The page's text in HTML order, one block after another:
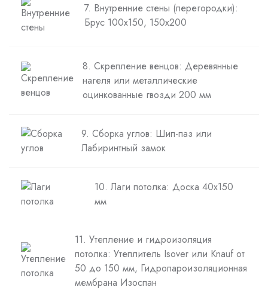
7. Внутренние стены (перегородки):
Брус 100х150, 150х200
8. Скрепление венцов: Деревянные
нагеля или металлические
оцинкованные гвозди 200 мм
9. Сборка углов: Шип-паз или
Лабиринтный замок
10. Лаги потолка: Доска 40х150
мм
11. Утепление и гидроизоляция
потолка: Утеплитель Isover или Knauf от
50 до 150 мм, Гидропароизоляционная
мембрана Изоспан